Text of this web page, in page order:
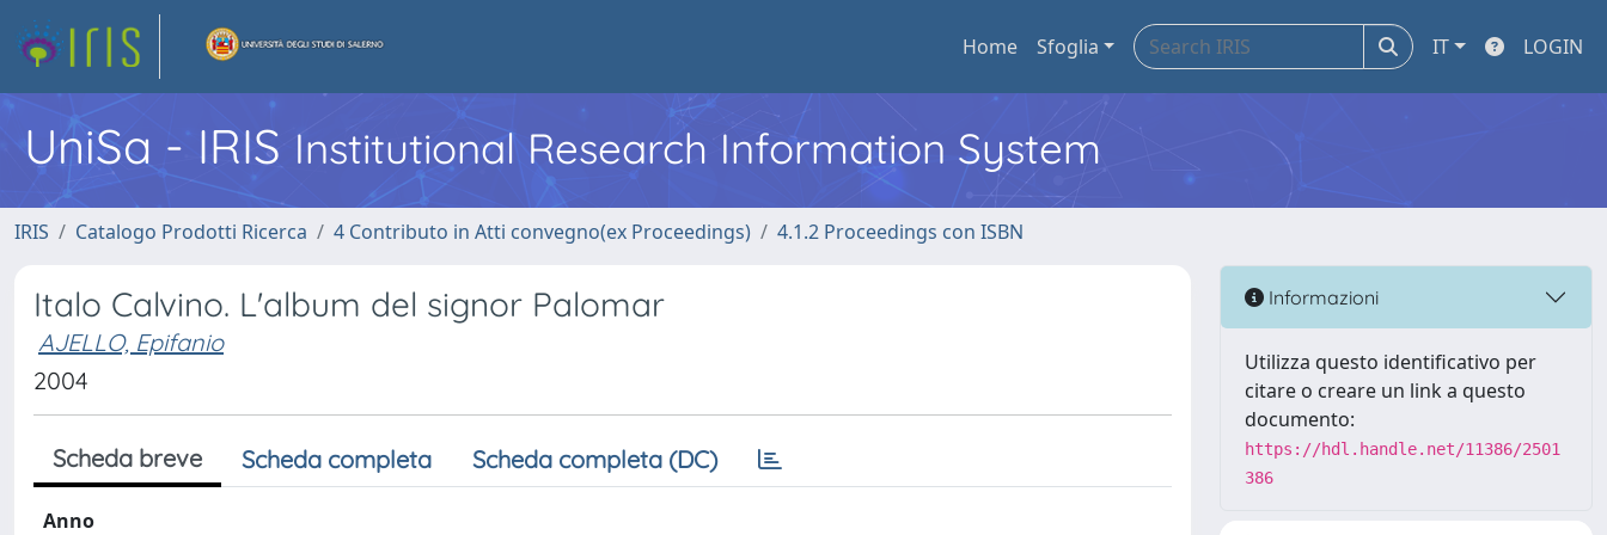
Home Sfoglia IT LOGIN
UniSa - IRIS Institutional Research Information System
IRIS Catalogo Prodotti Ricerca 4 Contributo in Atti convegno(ex Proceedings) 4.1.2 Proceedings con ISBN
Italo Calvino. L'album del signor Palomar
AJELLO, Epifanio
2004
Scheda breve Scheda completa Scheda completa (DC)
Anno
Informazioni
Utilizza questo identificativo per
citare o creare un link a questo
documento:
https://hdl.handle.net/11386/2501
386